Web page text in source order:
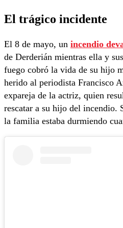
El trágico incidente
El 8 de mayo, un incendio
de Derderián mientras ella y
fuego cobró la vida de su hijo
herido al periodista Francisco
expareja de la actriz, quien
rescatar a su hijo del incendio.
la familia estaba durmiendo